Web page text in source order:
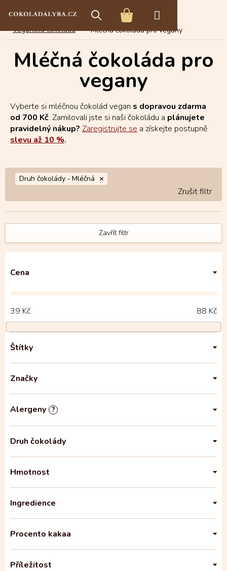
NÁKUPNÍ
KOŠÍK
E-shop s čokoládou Tabulková čokoláda
Veganská čokoláda Mléčná čokoláda pro vegany
Mléčná čokoláda pro
vegany
Vyberte si mléčnou čokolád vegan s dopravou zdarma
od 700 Kč. Zamilovali jste si naši čokoládu a plánujete
pravidelný nákup? Zaregistrujte se a získejte postupně
slevu až 10 %.
Druh čokolády - Mléčná
Zavřít filtr
Cena
39 Kč 88 Kč
Štítky
Značky
Alergeny ?
Druh čokolády
Hmotnost
Ingredience
Procento kakaa
Příležitost